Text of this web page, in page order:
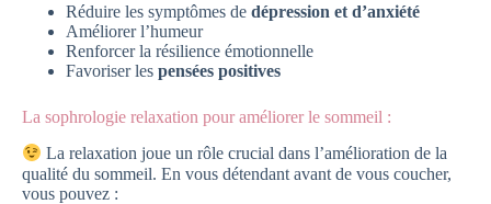
Réduire les symptômes de dépression et d’anxiété
Améliorer l’humeur
Renforcer la résilience émotionnelle
Favoriser les pensées positives
La sophrologie relaxation pour améliorer le sommeil :
La relaxation joue un rôle crucial dans l’amélioration de la
qualité du sommeil. En vous détendant avant de vous coucher,
vous pouvez :